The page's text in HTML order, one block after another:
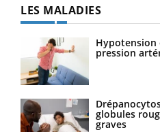
LES MALADIES
pression
globules
graves